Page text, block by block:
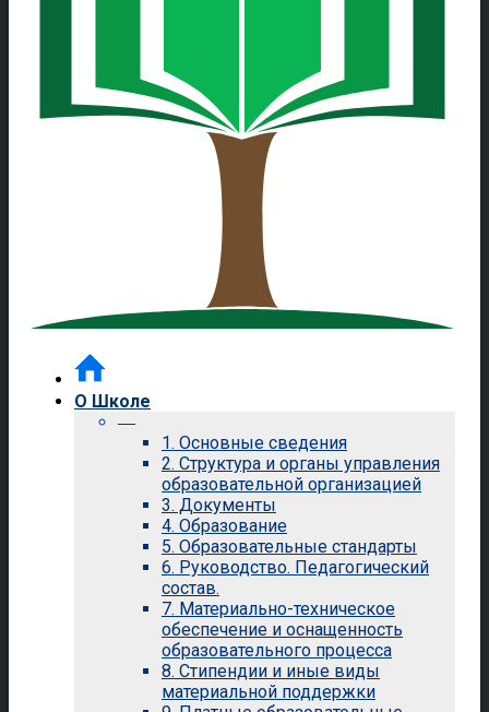
О Школе
—
1. Основные сведения
2. Структура и органы управления
образовательной организацией
3. Документы
4. Образование
5. Образовательные стандарты
6. Руководство. Педагогический
состав.
7. Материально-техническое
обеспечение и оснащенность
образовательного процесса
8. Стипендии и иные виды
материальной поддержки